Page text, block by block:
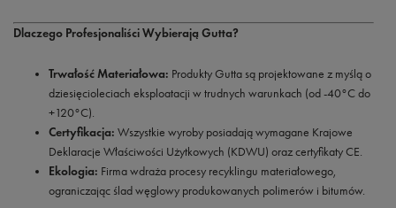
Dlaczego Profesjonaliści Wybierają Gutta?
Trwałość Materiałowa: Produkty Gutta są projektowane z myślą o
dziesięcioleciach eksploatacji w trudnych warunkach (od -40°C do
+120°C).
Certyfikacja: Wszystkie wyroby posiadają wymagane Krajowe
Deklaracje Właściwości Użytkowych (KDWU) oraz certyfikaty CE.
Ekologia: Firma wdraża procesy recyklingu materiałowego,
ograniczając ślad węglowy produkowanych polimerów i bitumów.